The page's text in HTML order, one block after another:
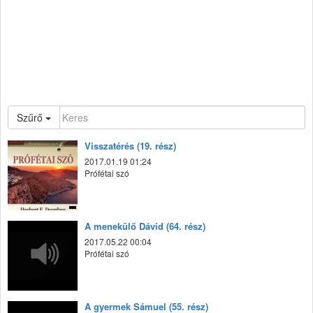
Szűrő
Visszatérés (19. rész)
2017.01.19 01:24
Prófétai szó
A menekülő Dávid (64. rész)
2017.05.22 00:04
Prófétai szó
A gyermek Sámuel (55. rész)